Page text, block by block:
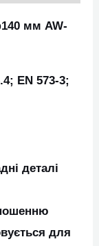
мм AW-
EN 573-3;
деталі
для